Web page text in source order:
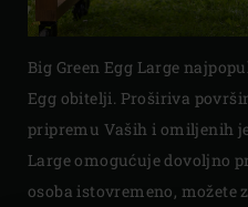
Big Green Egg Large
Egg obitelji. Proširiva
pripremu Vaših i omiljenih
Large omogućuje dovoljno
osoba istovremeno, možete